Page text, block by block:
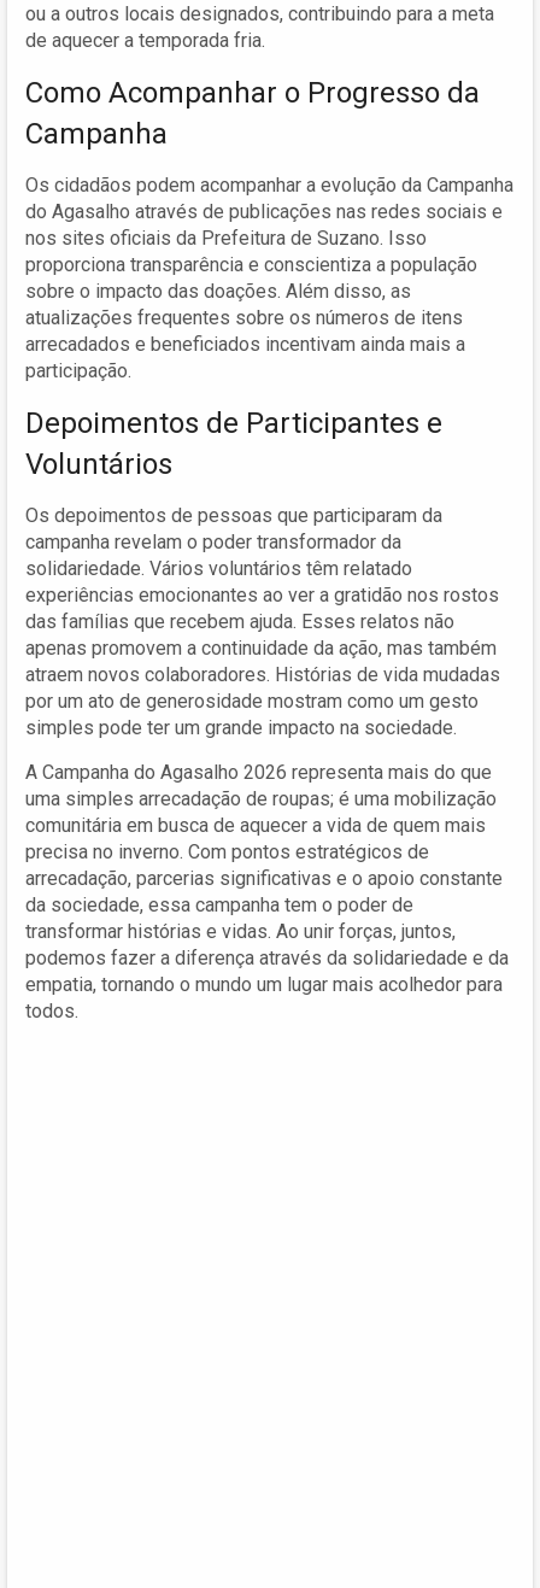
ou a outros locais designados, contribuindo para a meta
de aquecer a temporada fria.
Como Acompanhar o Progresso da
Campanha
Os cidadãos podem acompanhar a evolução da Campanha
do Agasalho através de publicações nas redes sociais e
nos sites oficiais da Prefeitura de Suzano. Isso
proporciona transparência e conscientiza a população
sobre o impacto das doações. Além disso, as
atualizações frequentes sobre os números de itens
arrecadados e beneficiados incentivam ainda mais a
participação.
Depoimentos de Participantes e
Voluntários
Os depoimentos de pessoas que participaram da
campanha revelam o poder transformador da
solidariedade. Vários voluntários têm relatado
experiências emocionantes ao ver a gratidão nos rostos
das famílias que recebem ajuda. Esses relatos não
apenas promovem a continuidade da ação, mas também
atraem novos colaboradores. Histórias de vida mudadas
por um ato de generosidade mostram como um gesto
simples pode ter um grande impacto na sociedade.
A Campanha do Agasalho 2026 representa mais do que
uma simples arrecadação de roupas; é uma mobilização
comunitária em busca de aquecer a vida de quem mais
precisa no inverno. Com pontos estratégicos de
arrecadação, parcerias significativas e o apoio constante
da sociedade, essa campanha tem o poder de
transformar histórias e vidas. Ao unir forças, juntos,
podemos fazer a diferença através da solidariedade e da
empatia, tornando o mundo um lugar mais acolhedor para
todos.